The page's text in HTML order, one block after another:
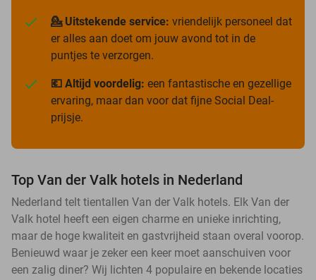
💁 Uitstekende service: vriendelijk personeel dat
er alles aan doet om jouw avond tot in de
puntjes te verzorgen.
💶 Altijd voordelig: een fantastische en gezellige
ervaring, maar dan voor dat fijne Social Deal-
prijsje.
Top Van der Valk hotels in Nederland
Nederland telt tientallen Van der Valk hotels. Elk Van der
Valk hotel heeft een eigen charme en unieke inrichting,
maar de hoge kwaliteit en gastvrijheid staan overal voorop.
Benieuwd waar je zeker een keer moet aanschuiven voor
een zalig diner? Wij lichten 4 populaire en bekende locaties